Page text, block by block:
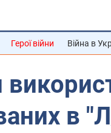
Герої війни Війна в
в